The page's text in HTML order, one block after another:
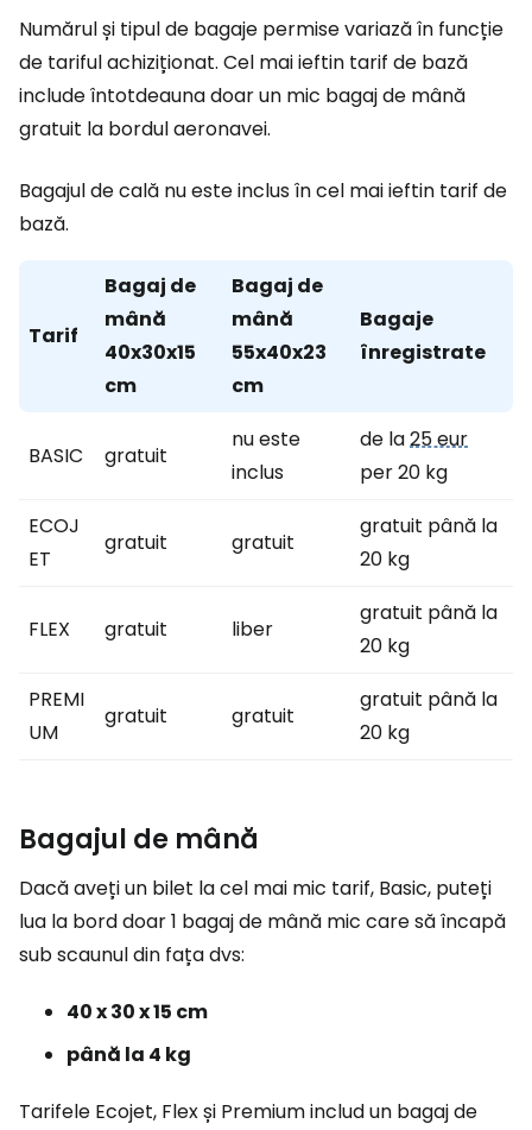
Numărul și tipul de bagaje permise variază în funcție
de tariful achiziționat. Cel mai ieftin tarif de bază
include întotdeauna doar un mic bagaj de mână
gratuit la bordul aeronavei.
Bagajul de cală nu este inclus în cel mai ieftin tarif de
bază.
Tarif
Bagaj de
mână
40x30x15
cm
Bagaj de
mână
55x40x23
cm
Bagaje
înregistrate
BASIC gratuit
nu este
inclus
de la25 eur
per 20 kg
ECOJ
ET
gratuit gratuit
gratuit până la
20 kg
FLEX gratuit liber
gratuit până la
20 kg
PREMI
UM
gratuit gratuit
gratuit până la
20 kg
Bagajul de mână
Dacă aveți un bilet la cel mai mic tarif, Basic, puteți
lua la bord doar 1 bagaj de mână mic care să încapă
sub scaunul din fața dvs:
40 x 30 x 15 cm
până la 4 kg
Tarifele Ecojet, Flex și Premium includ un bagaj de